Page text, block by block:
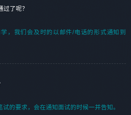
了呢？
，我们会及时的以邮件/电话的形式通知到
的要求，会在通知面试的时候一并告知。